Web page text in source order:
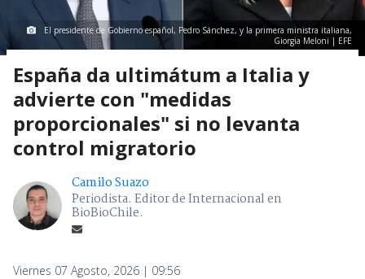
El presidente de Gobierno español, Pedro Sánchez, y la primera ministra italiana,
Giorgia Meloni | EFE
España da ultimátum a Italia y
advierte con "medidas
proporcionales" si no levanta
control migratorio
Camilo Suazo
Periodista. Editor de Internacional en
BioBioChile.
Viernes 07 Agosto, 2026 | 09:56